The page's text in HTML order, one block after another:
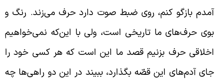
بازگو کنم، روی ضبط صوت دارد حرف می‌زند. رنگ و
حرف‌های ما تاریخی است، ولی با این‌که نمی‌خواهیم
حرف بزنیم قصد ما این است که هر کسی خود را
آدم‌های این قصّه بگذارد، ببیند در این دو راهی‌ها چه